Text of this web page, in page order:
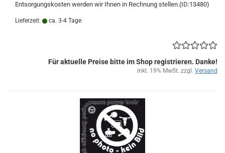
Entsorgungskosten werden wir Ihnen in Rechnung stellen.(ID:13480)
Lieferzeit: ca. 3-4 Tage
Für aktuelle Preise bitte im Shop registrieren. Danke!
inkl. 19% MwSt. zzgl. Versand